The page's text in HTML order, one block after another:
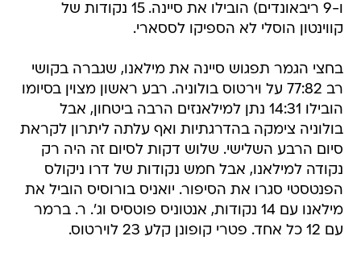
ו-9 ריבאונדים) הובילו את סיינה. 15 נקודות של
קווינטון הוסלי לא הספיקו לססארי.
בחצי הגמר תפגוש סיינה את מילאנו, שגברה בקושי
רב 77:82 על וירטוס בולוניה. רבע ראשון מצוין בסיומו
הובילו 14:31 נתן למילאנזים הרבה ביטחון, אבל
בולוניה צימקה בהדרגתיות ואף עלתה ליתרון לקראת
סיום הרבע השלישי. שלוש דקות לסיום זה היה רק
נקודה למילאנו, אבל חמש נקודות של דרו ניקולס
הפנטסטי סגרו את הסיפור. יואניס בורוסיס הוביל את
מילאנו עם 14 נקודות, אנטוניס פוטסיס וג'. ר. ברמר
עם 12 כל אחד. פטרי קופונן קלע 23 לוירטוס.